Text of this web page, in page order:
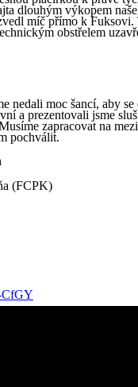
dlouhým výkopem
míč přímo k Fuksovi.
obstřelem
nedali moc šancí, aby
a prezentovali jsme
zapracovat na
pochválit.
(FCPK)
CfGY